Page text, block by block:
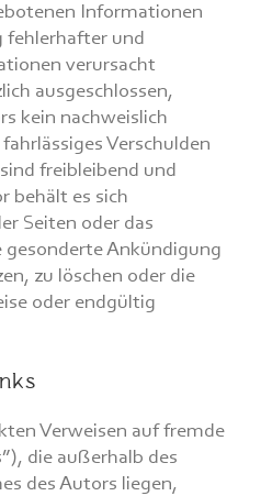
Informationen
fehlerhafter und
verursacht
ausgeschlossen,
kein nachweislich
Verschulden
freibleibend und
behält es sich
Seiten oder das
Ankündigung
zu löschen oder die
oder endgültig
Verweisen auf fremde
die außerhalb des
des Autors liegen,